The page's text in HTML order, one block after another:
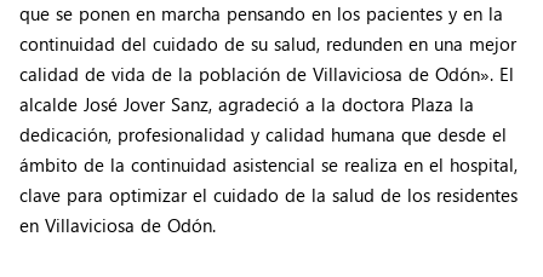
que se ponen en marcha pensando en los pacientes y en la
continuidad del cuidado de su salud, redunden en una mejor
calidad de vida de la población de Villaviciosa de Odón». El
alcalde José Jover Sanz, agradeció a la doctora Plaza la
dedicación, profesionalidad y calidad humana que desde el
ámbito de la continuidad asistencial se realiza en el hospital,
clave para optimizar el cuidado de la salud de los residentes
en Villaviciosa de Odón.